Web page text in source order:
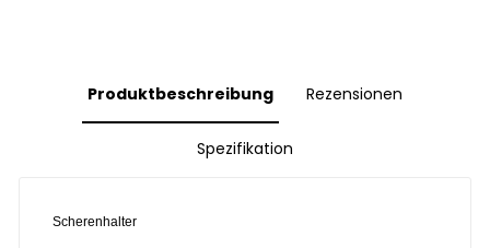
Produktbeschreibung Rezensionen
Spezifikation
Scherenhalter